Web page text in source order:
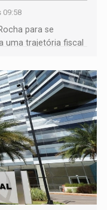
09:58
para se
uma trajetória fiscal